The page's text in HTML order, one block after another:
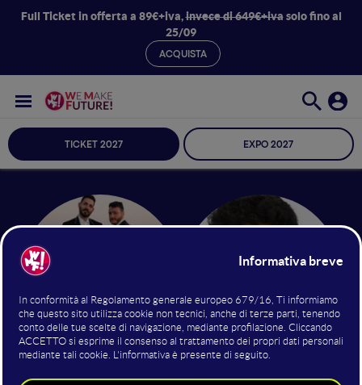
Full Ticket in offerta a 89€+iva,invece di 649€+ivasolo fino al
25/09
ACQUISTA
TICKET 2027 EXPO 2027